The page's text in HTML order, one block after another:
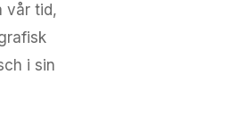
vår tid,
i sin